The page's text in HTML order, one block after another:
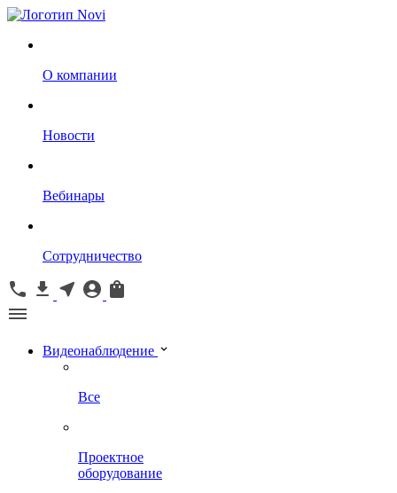
О компании
Новости
Вебинары
Сотрудничество
Видеонаблюдение
Все
Проектное
оборудование